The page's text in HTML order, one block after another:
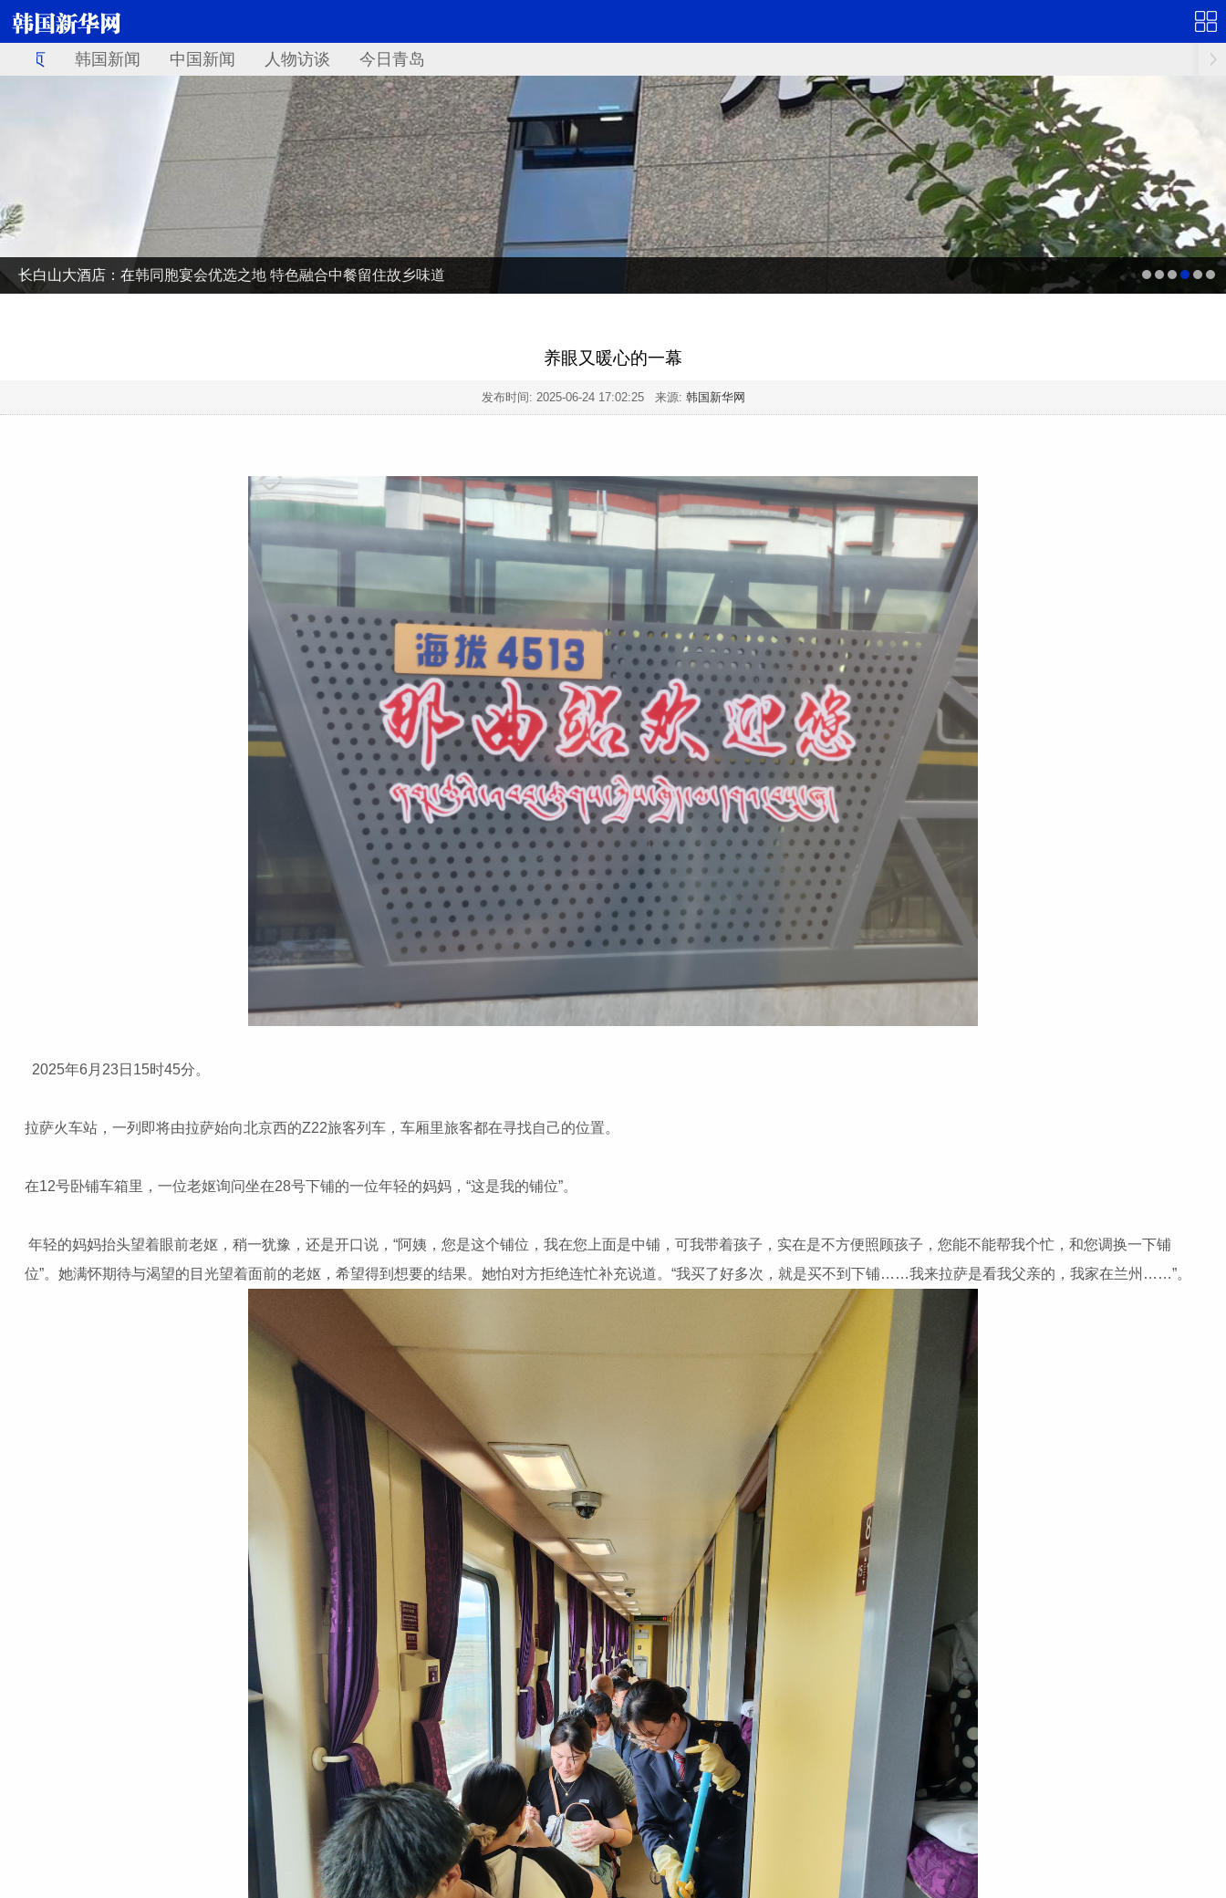
首页 韩国新闻 中国新闻 人物访谈 今日青岛
长白山大酒店：在韩同胞宴会优选之地 特色融合中餐留住故乡味道
养眼又暖心的一幕
发布时间: 2025-06-24 17:02:25来源: 韩国新华网
2025年6月23日15时45分。
拉萨火车站，一列即将由拉萨始向北京西的Z22旅客列车，车厢里旅客都在寻找自己的位置。
在12号卧铺车箱里，一位老妪询问坐在28号下铺的一位年轻的妈妈，“这是我的铺位”。
年轻的妈妈抬头望着眼前老妪，稍一犹豫，还是开口说，“阿姨，您是这个铺位，我在您上面是中铺，可我带着孩子，实在是不方便照顾孩子，您能不能帮我个忙，和您调换一下铺
位”。她满怀期待与渴望的目光望着面前的老妪，希望得到想要的结果。她怕对方拒绝连忙补充说道。“我买了好多次，就是买不到下铺……我来拉萨是看我父亲的，我家在兰州……”。